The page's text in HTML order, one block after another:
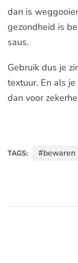
dan is
gezondheid is
saus.
Gebruik dus je
textuur. En als
dan voor
TAGS: bewaren